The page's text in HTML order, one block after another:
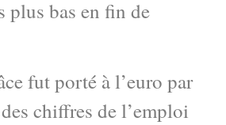
plus bas en fin de
fut porté à l’euro par
chiffres de l’emploi